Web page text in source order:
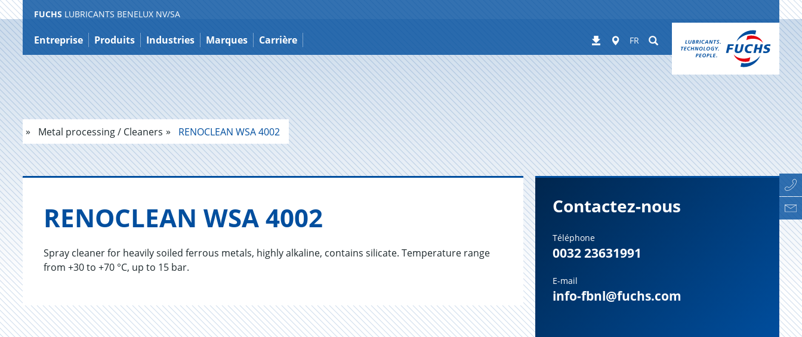
Contenu
FUCHS LUBRICANTS BENELUX NV/SA
Entreprise Produits Industries Marques Carrière Téléchargements
Worldwide
FR Suchen
Metal processing / Cleaners RENOCLEAN WSA 4002
RENO­CLEAN WSA 4002
Spray cleaner for heavily soiled ferrous metals, highly alkaline, contains silicate. Temperature range
from +30 to +70 °C, up to 15 bar.
Contactez-nous
Téléphone
0032 23631991
E-mail
info-fbnl@fuchs.com